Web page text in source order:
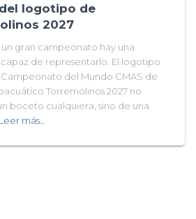
logotipo de
2027
gran campeonato hay una
de representarlo. El logotipo
del Mundo CMAS de
Torremolinos 2027 no
boceto cualquiera, sino de una
Leer más…